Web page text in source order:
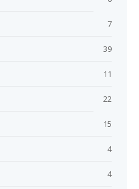
7
39
11
22
15
4
4